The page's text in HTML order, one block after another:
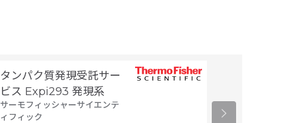
タンパク質発現受託サー
ビス Expi293 発現系
サーモフィッシャーサイエンテ
ィフィック